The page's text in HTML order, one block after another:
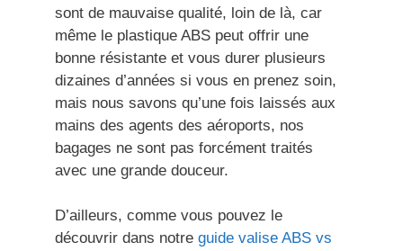
sont de mauvaise qualité, loin de là, car
même le plastique ABS peut offrir une
bonne résistante et vous durer plusieurs
dizaines d’années si vous en prenez soin,
mais nous savons qu’une fois laissés aux
mains des agents des aéroports, nos
bagages ne sont pas forcément traités
avec une grande douceur.
D’ailleurs, comme vous pouvez le
découvrir dans notre guide valise ABS vs